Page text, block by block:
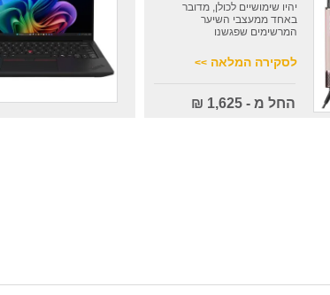
יהיו שימושיים לכולן, מדובר
באחד ממעצבי השיער
המרשימים שפגשנו
לסקירה המלאה >>
החל מ - 1,625 ₪